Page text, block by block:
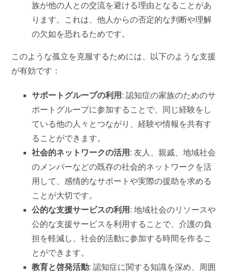
族が他の人との交流を避ける理由となることがあ
ります。これは、他人からの否定的な判断や理解
の欠如を恐れるためです。
このような孤立を克服するためには、以下のような支援
が有効です：
サポートグループの利用 : 認知症の家族のためのサ
ポートグループに参加することで、同じ経験をし
ている他の人々とつながり、経験や情報を共有す
ることができます。
社会的ネットワークの活用 : 友人、親戚、地域社会
のメンバーなどの既存の社会的ネットワークを活
用して、感情的なサポートや実際の援助を求める
ことが大切です。
公的な支援サービスの利用 : 地域社会のリソースや
公的な支援サービスを利用することで、介護の負
担を軽減し、社会的活動に参加する時間を作るこ
とができます。
教育と啓発活動: 認知症に関する知識を深め、周囲